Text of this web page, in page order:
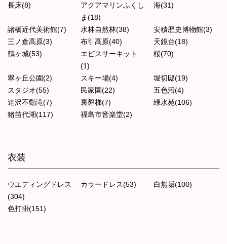
長床(8)
アクアマリンふくし
ま(18)
海(31)
諸橋近代美術館(7) 水林自然林(38)
安積歴史博物館(3)
三ノ倉高原(3)
布引高原(40)
天鏡台(18)
鶴ヶ城(53)
エビスサーキット
(1)
桜(70)
翠ヶ丘公園(2) スキー場(4)
堀切邸(19)
スタジオ(55)
民家園(22)
五色沼(4)
達沢不動滝(7)
裏磐梯(7)
緑水苑(106)
猪苗代湖(117)
福島市音楽堂(2)
衣装
ウエディングドレス
(304)
カラードレス(53) 白無垢(100)
色打掛(151)